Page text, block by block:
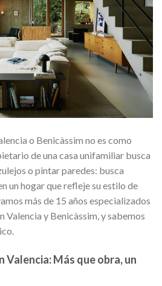
o Benicàssim no es como
de una casa unifamiliar busca
o pintar paredes: busca
un hogar que refleje su estilo de
más de 15 años especializados
Valencia y Benicàssim, y sabemos
Valencia: Más que obra, un